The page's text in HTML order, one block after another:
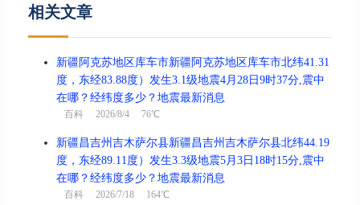
相关文章
新疆阿克苏地区库车市新疆阿克苏地区库车市北纬41.31
度，东经83.88度）发生3.1级地震4月28日9时37分,震中
在哪？经纬度多少？地震最新消息
百科 2026/8/4 76℃
新疆昌吉州吉木萨尔县新疆昌吉州吉木萨尔县北纬44.19
度，东经89.11度）发生3.3级地震5月3日18时15分,震中
在哪？经纬度多少？地震最新消息
百科 2026/7/18 164℃